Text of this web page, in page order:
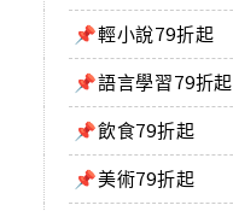
📌輕小說79折起
📌語言學習79折起
📌飲食79折起
📌美術79折起